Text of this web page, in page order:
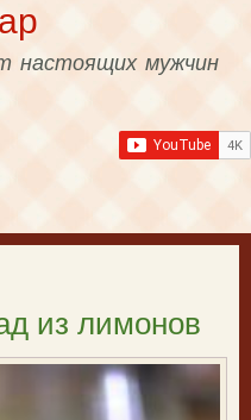
настоящих мужчин
из лимонов